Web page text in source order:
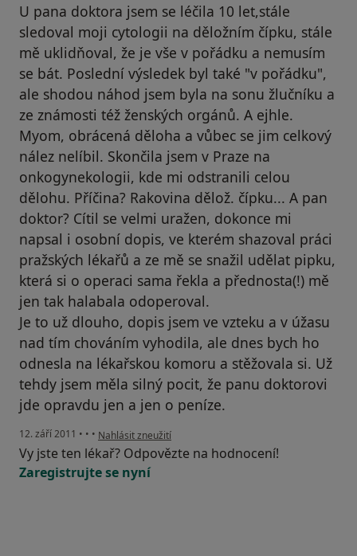
U pana doktora jsem se léčila 10 let,stále
sledoval moji cytologii na děložním čípku, stále
mě uklidňoval, že je vše v pořádku a nemusím
se bát. Poslední výsledek byl také "v pořádku",
ale shodou náhod jsem byla na sonu žlučníku a
ze známosti též ženských orgánů. A ejhle.
Myom, obrácená děloha a vůbec se jim celkový
nález nelíbil. Skončila jsem v Praze na
onkogynekologii, kde mi odstranili celou
dělohu. Příčina? Rakovina dělož. čípku... A pan
doktor? Cítil se velmi uražen, dokonce mi
napsal i osobní dopis, ve kterém shazoval práci
pražských lékařů a ze mě se snažil udělat pipku,
která si o operaci sama řekla a přednosta(!) mě
jen tak halabala odoperoval.
Je to už dlouho, dopis jsem ve vzteku a v úžasu
nad tím chováním vyhodila, ale dnes bych ho
odnesla na lékařskou komoru a stěžovala si. Už
tehdy jsem měla silný pocit, že panu doktorovi
jde opravdu jen a jen o peníze.
12. září 2011 • • • podle názoru uživatele Pacient
Nahlásit zneužití
Vy jste ten lékař? Odpovězte na hodnocení!
Zaregistrujte se nyní